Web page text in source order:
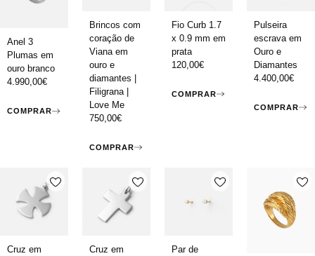
Anel 3
Plumas em
ouro branco
4.990,00€
COMPRAR
Brincos com
coração de
Viana em
ouro e
diamantes |
Filigrana |
Love Me
750,00€
COMPRAR
Fio Curb 1.7
x 0.9 mm em
prata
120,00€
COMPRAR
Pulseira
escrava em
Ouro e
Diamantes
4.400,00€
COMPRAR
Cruz em
Cruz em
Par de